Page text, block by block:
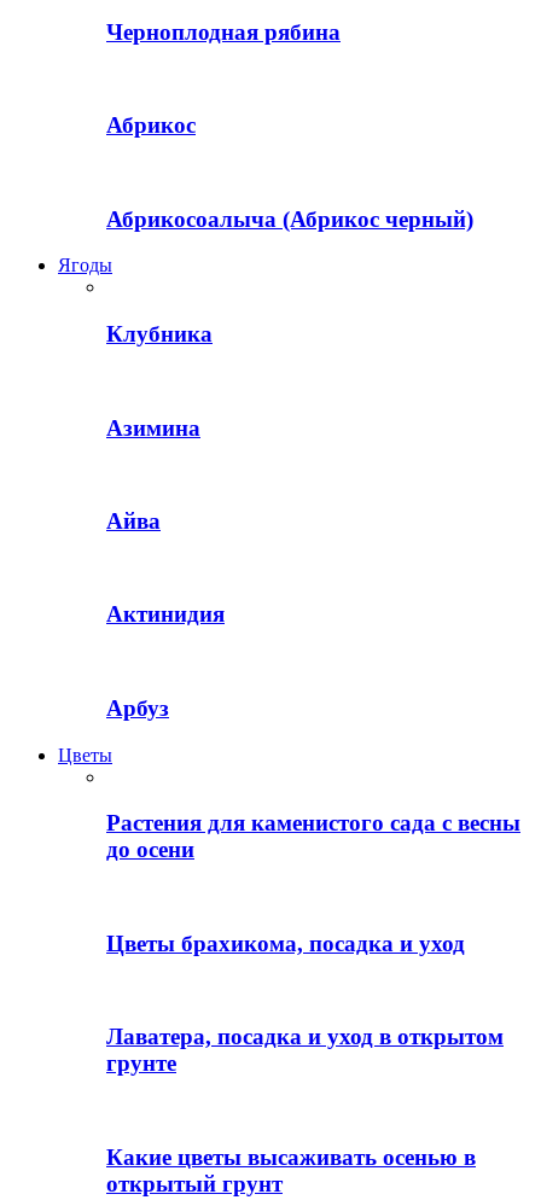
Черноплодная рябина
Абрикос
Абрикосоалыча (Абрикос черный)
Ягоды
Клубника
Азимина
Айва
Актинидия
Арбуз
Цветы
Растения для каменистого сада с весны
до осени
Цветы брахикома, посадка и уход
Лаватера, посадка и уход в открытом
грунте
Какие цветы высаживать осенью в
открытый грунт